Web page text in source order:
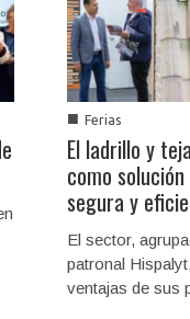
■ Ferias
El ladrillo y
como
segura y
El sector,
patronal
ventajas de sus